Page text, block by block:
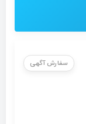
سفارش آگهی